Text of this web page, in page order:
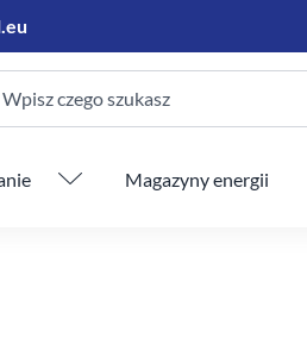
Wpisz czego szukasz
Magazyny energii